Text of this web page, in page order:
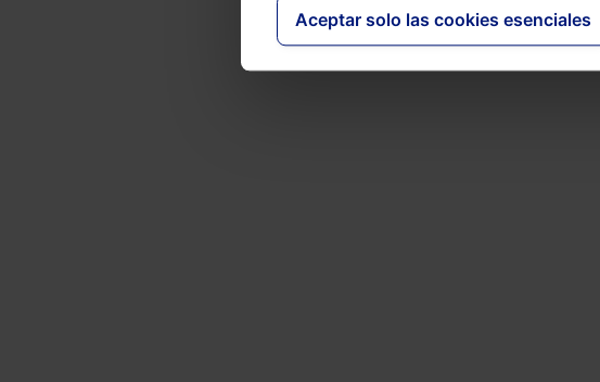
Aceptar solo las cookies esenciales